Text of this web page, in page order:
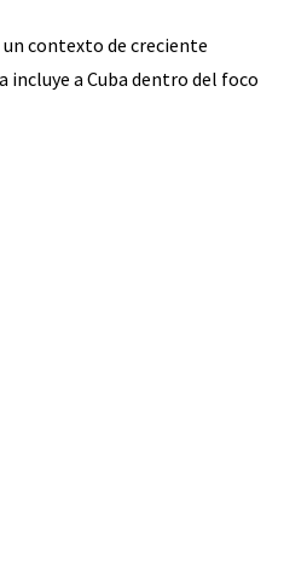
contexto de creciente
a Cuba dentro del foco